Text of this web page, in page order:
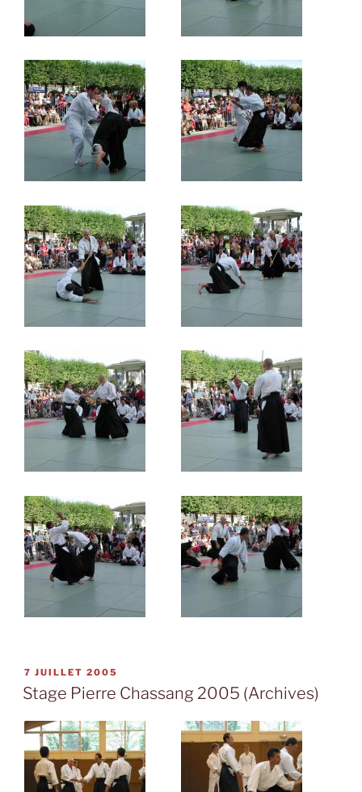
PUBLIÉ
LE
7 JUILLET 2005
Stage Pierre Chassang 2005 (Archives)